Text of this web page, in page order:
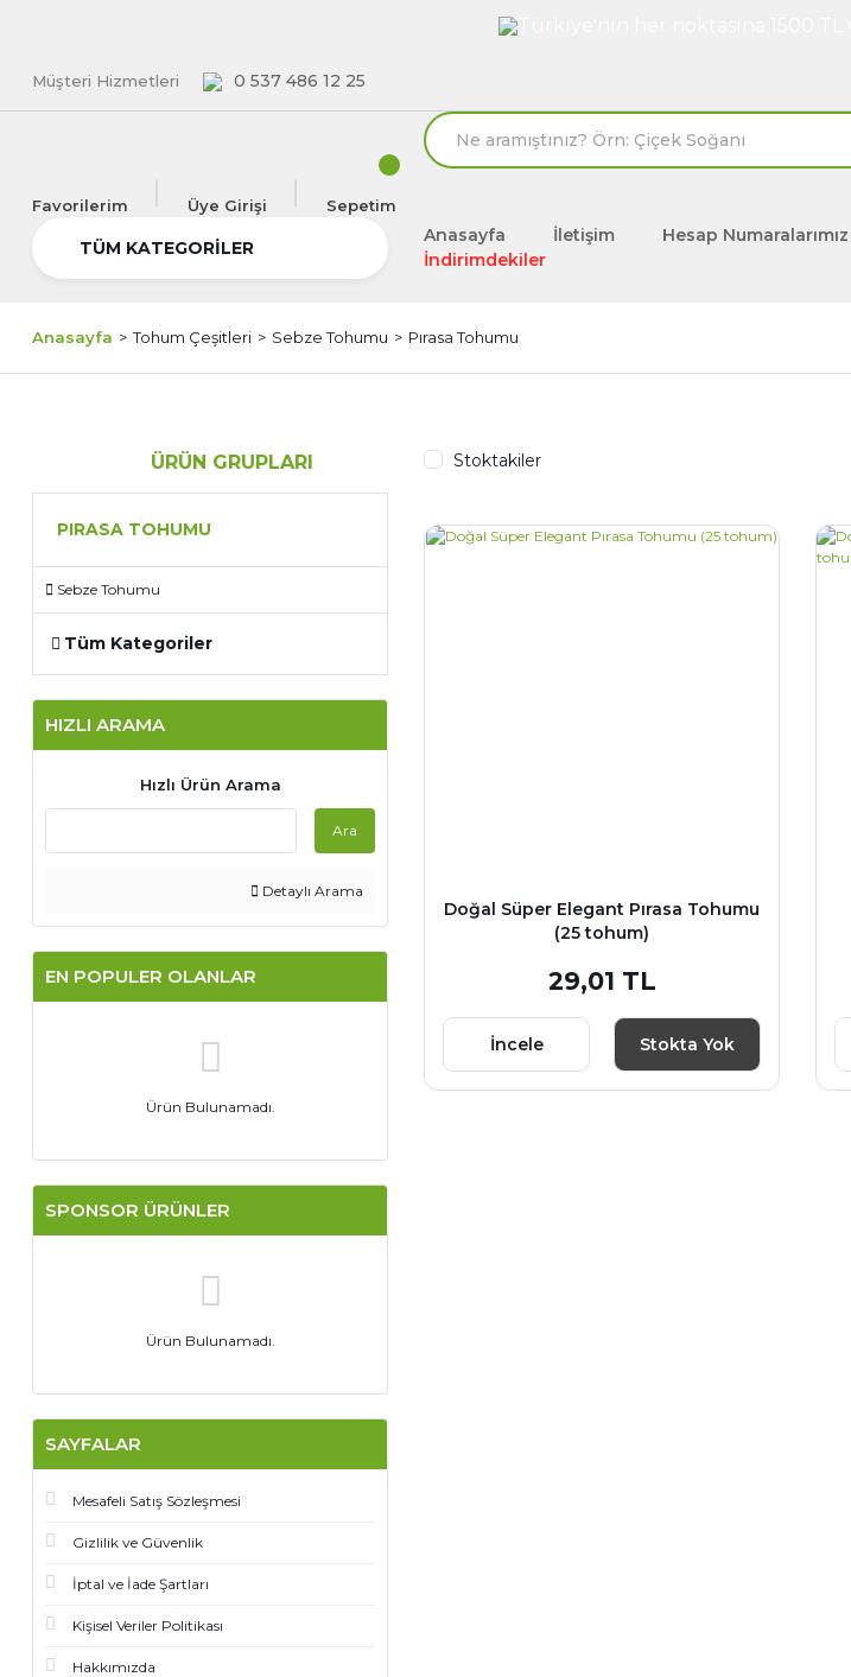
Müşteri Hizmetleri 0 537 486 12 25
Favorilerim Üye Girişi Sepetim
TÜM KATEGORİLER
Anasayfa İletişim Hesap Numaralarımız
İndirimdekiler
Anasayfa Tohum Çeşitleri Sebze Tohumu Pırasa Tohumu
ÜRÜN GRUPLARI
PIRASA TOHUMU
Sebze Tohumu
Tüm Kategoriler
HIZLI ARAMA
Hızlı Ürün Arama
Ara
Detaylı Arama
EN POPULER OLANLAR
Ürün Bulunamadı.
SPONSOR ÜRÜNLER
Ürün Bulunamadı.
SAYFALAR
Mesafeli Satış Sözleşmesi
Gizlilik ve Güvenlik
İptal ve İade Şartları
Kişisel Veriler Politikası
Hakkımızda
Stoktakiler
Doğal Süper Elegant Pırasa Tohumu
(25 tohum)
29,01 TL
İncele Stokta Yok